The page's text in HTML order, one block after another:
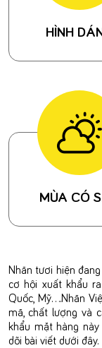
HÌNH
MÙA CÓ
Nhãn tươi hiện
cơ hội xuất khẩu
Quốc, Mỹ….Nhãn
mã, chất lượng và
khẩu mặt hàng
dõi bài viết dưới đây.